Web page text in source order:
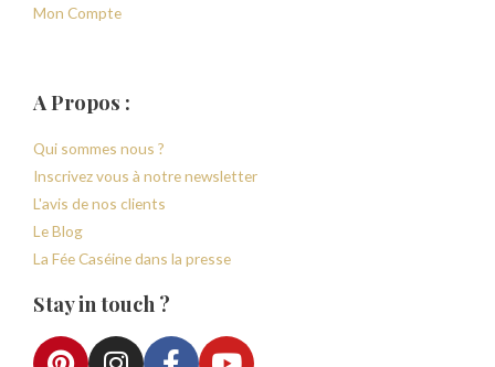
Mon Compte
A Propos :
Qui sommes nous ?
Inscrivez vous à notre newsletter
L'avis de nos clients
Le Blog
La Fée Caséine dans la presse
Stay in touch ?